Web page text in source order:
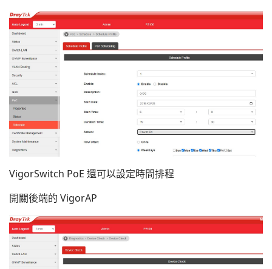
VigorSwitch PoE 還可以設定時間排程
開關後端的 VigorAP